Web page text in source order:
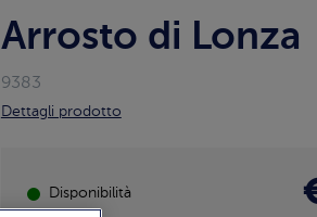
Arrosto di Lonza
9383
Dettagli prodotto
Disponibilità